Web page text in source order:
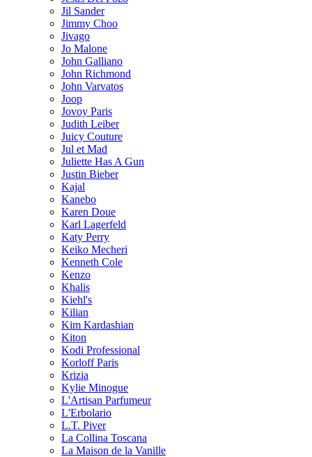
Jil Sander
Jimmy Choo
Jivago
Jo Malone
John Galliano
John Richmond
John Varvatos
Joop
Jovoy Paris
Judith Leiber
Juicy Couture
Jul et Mad
Juliette Has A Gun
Justin Bieber
Kajal
Kanebo
Karen Doue
Karl Lagerfeld
Katy Perry
Keiko Mecheri
Kenneth Cole
Kenzo
Khalis
Kiehl's
Kilian
Kim Kardashian
Kiton
Kodi Professional
Korloff Paris
Krizia
Kylie Minogue
L'Artisan Parfumeur
L'Erbolario
L.T. Piver
La Collina Toscana
La Maison de la Vanille